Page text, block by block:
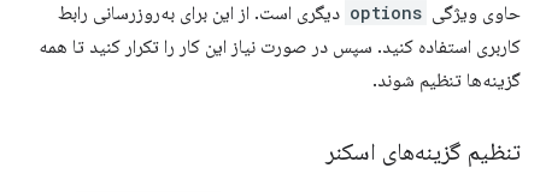
حاوی ویژگی options دیگری است. از این برای به‌روزرسانی رابط
کاربری استفاده کنید. سپس در صورت نیاز این کار را تکرار کنید تا همه
گزینه‌ها تنظیم شوند.
تنظیم گزینه‌های اسکنر